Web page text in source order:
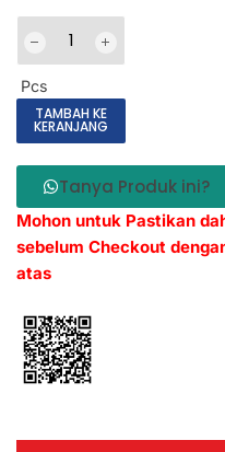
Pcs
TAMBAH KE
KERANJANG
Tanya Produk ini?
Mohon untuk Pastikan
sebelum Checkout
atas